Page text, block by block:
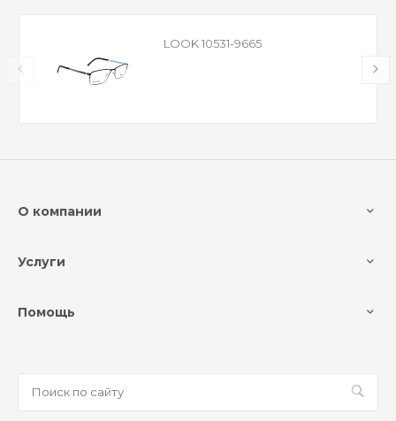
LOOK 10531-9665
О компании
Услуги
Помощь